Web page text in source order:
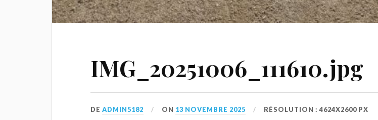
IMG_20251006_111610.jpg
DEADMIN5182 ON 13 NOVEMBRE 2025 RÉSOLUTION : 4624X2600 PX